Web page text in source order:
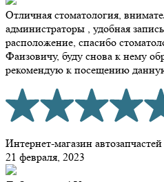
Отличная стоматология,
администраторы , удобная
расположение, спасибо
Фаизовичу, буду снова к нему
рекомендую к посещению
Интернет-магазин автозапчастей
21 февраля, 2023